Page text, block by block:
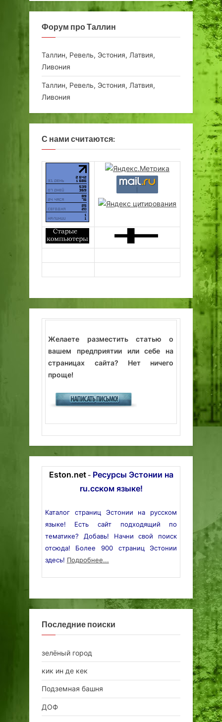
Форум про Таллин
Таллин, Ревель, Эстония, Латвия,
Ливония
Таллин, Ревель, Эстония, Латвия,
Ливония
С нами считаются:
Желаете разместить статью о
вашем предприятии или себе на
страницах сайта? Нет ничего
проще!
Eston.net- Ресурсы Эстонии на
ru.сском языке!
Каталог страниц Эстонии на русском
языке! Есть сайт подходящий по
тематике? Добавь! Начни свой поиск
отсюда! Более 900 страниц Эстонии
здесь! Подробнее...
Последние поиски
зелёный город
кик ин де кек
Подземная башня
ДОФ